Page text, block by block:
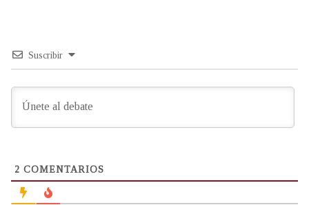
Suscribir
2 COMENTARIOS